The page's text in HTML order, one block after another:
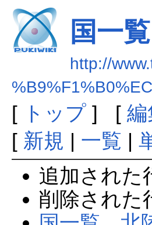
国一
http://
[ トップ] [ 編
[ 新規 | 一覧 |
追加された
削除された